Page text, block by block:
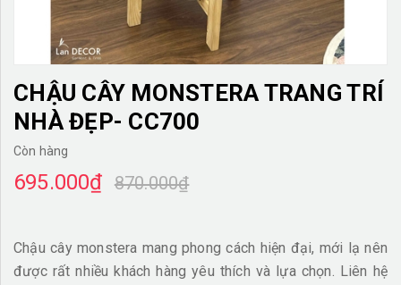
TƯ VẤN LIÊN HỆ
CHẬU CÂY MONSTERA TRANG TRÍ
NHÀ ĐẸP- CC700
Còn hàng
695.000₫ 870.000₫
Chậu cây monstera mang phong cách hiện đại, mới lạ nên
được rất nhiều khách hàng yêu thích và lựa chọn. Liên hệ